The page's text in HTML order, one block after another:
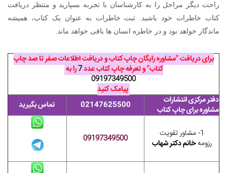
راحت دیگر مراحل را به کارشناسان با تجربه بسپارید و منتظر دریافت
کتاب خاطرات خود باشید. ثبت خاطرات به عنوان یک کتاب، همیشه
ماندگار خواهد بود و در خاطره انسان ها باقی خواهد ماند.
برای دریافت "مشاوره رایگان چاپ کتاب و دریافت اطلاعات صفر تا صد چاپ
کتاب" و تعرفه چاپ کتاب عدد7را به
09197349500
پیامک کنید
دفتر مرکزی انتشارات
مشاوره برای چاپ کتاب
02147625500 تماس بگیرید
1- مشاور تقویت
رزومهخانم دکتر شهاب 09197349500